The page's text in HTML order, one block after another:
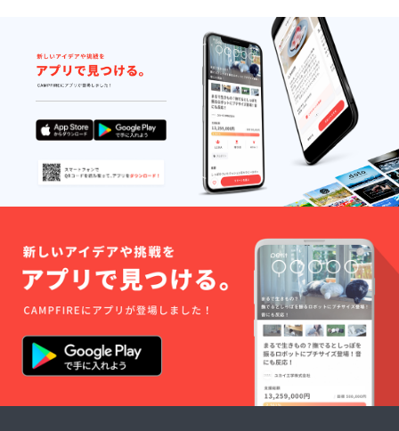
支援し
ていた
だいた
際、必
ず備考
欄にご
希望の
お名前
をご記
入下さ
い。
方は備
考欄に
「刻印
なし」
とご記
入下さ
い。 ※
コロナ
の影響
により
リター
ン開始
に変更
が出る
います
ので、
その際
はメー
ルにて
ご連絡
致しま
す。 ※
リター
より、
その際
はメー
ルにて
ご連絡
致しま
す。 ※
リター
ン開始
予定月
より、
Webサ
イトに
てチ
ケット
を有効
に致し
ます。
※有効期
限：
2021年
6月〜
2022年
6月